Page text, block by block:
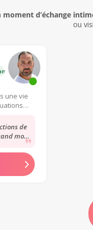
moment d’échange
ou
3 100 consultations
une vie
de
mon